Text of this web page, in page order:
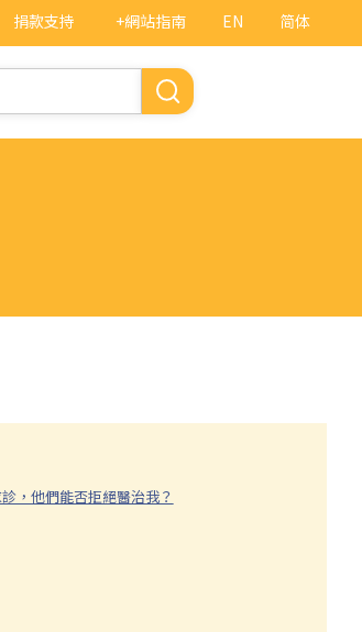
EN 简体
捐款支持 +網站指南
，他們能否拒絕醫治我？